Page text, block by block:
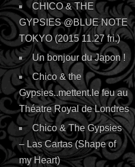
CHICO & THE
GYPSIES @BLUE NOTE
TOKYO (2015 11.27 fri.)
Un bonjour du Japon !
Chico & the
Gypsies..mettent.le feu au
Théatre Royal de Londres
Chico & The Gypsies
– Las Cartas (Shape of
my Heart)